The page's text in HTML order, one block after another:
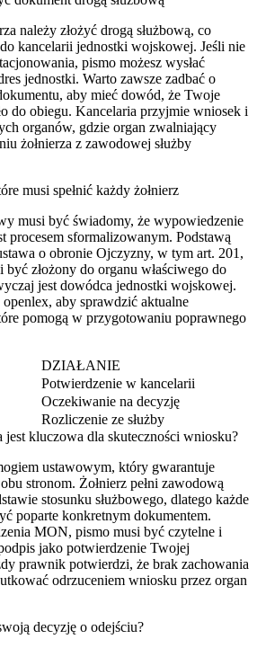
należy złożyć drogą służbową, co
kancelarii jednostki wojskowej. Jeśli nie
pismo możesz wysłać
jednostki. Warto zawsze zadbać o
aby mieć dowód, że Twoje
do obiegu. Kancelaria przyjmie wniosek i
organów, gdzie organ zwalniający
żołnierza z zawodowej służby
musi spełnić każdy żołnierz
musi być świadomy, że wypowiedzenie
procesem sformalizowanym. Podstawą
o obronie Ojczyzny, w tym art. 201,
złożony do organu właściwego do
jest dowódca jednostki wojskowej.
aby sprawdzić aktualne
pomogą w przygotowaniu poprawnego
DZIAŁANIE
Potwierdzenie w kancelarii
Oczekiwanie na decyzję
Rozliczenie ze służby
jest kluczowa dla skuteczności wniosku?
ustawowym, który gwarantuje
stronom. Żołnierz pełni zawodową
stosunku służbowego, dlatego każde
poparte konkretnym dokumentem.
MON, pismo musi być czytelne i
jako potwierdzenie Twojej
prawnik potwierdzi, że brak zachowania
odrzuceniem wniosku przez organ
decyzję o odejściu?